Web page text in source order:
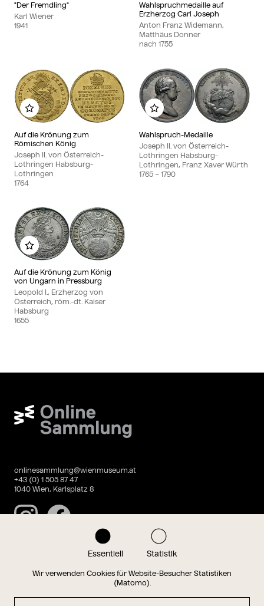
Essentiell Statistik
Wir verwenden Cookies für Website-Besucher Statistiken
(Matomo).
"Der Fremdling"
Karl Wiener
1941
Wahlspruchmedaille auf
Erzherzog Carl Joseph
Anton Franz Widemann,
Matthäus Donner
nach 1755
Auf die Krönung zum
Römischen König
Joseph II. von Österreich-
Lothringen Habsburg-
Lothringen
1764
Zu meinem Album hinzufügen
Wahlspruch-Medaille
Joseph II. von Österreich-
Lothringen Habsburg-
Lothringen, Franz Xaver Würth
1765 – 1790
Zu meinem Album
Auf die Krönung zum König
von Ungarn in Pressburg
Leopold I., Erzherzog von
Österreich, röm.-dt. Kaiser
Habsburg
1655
Zu meinem Album hinzufügen
Wien Museum Online Sammlung
onlinesammlung@wienmuseum.at
+43 (0) 1 505 87 47
1040 Wien, Karlsplatz 8
InstagramFacebook